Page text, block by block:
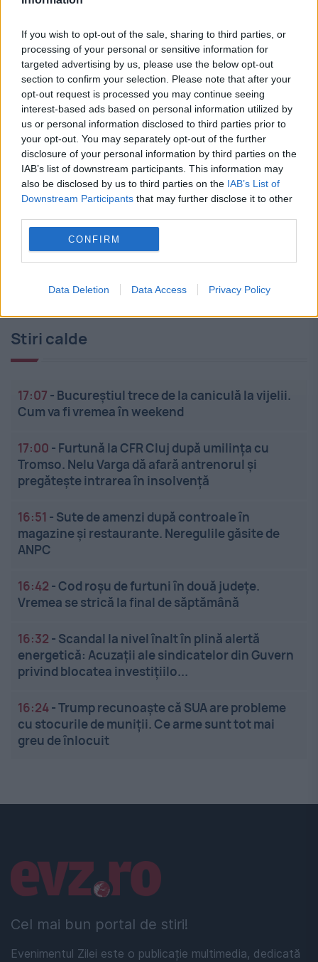
If you wish to opt-out of the sale, sharing to third parties, or
processing of your personal or sensitive information for
targeted advertising by us, please use the below opt-out
section to confirm your selection. Please note that after your
opt-out request is processed you may continue seeing
interest-based ads based on personal information utilized by
us or personal information disclosed to third parties prior to
your opt-out. You may separately opt-out of the further
disclosure of your personal information by third parties on the
IAB’s list of downstream participants. This information may
also be disclosed by us to third parties on the IAB’s List of
Downstream Participants that may further disclose it to other
CONFIRM
Data Deletion Data Access Privacy Policy
Tulburătoarea Mița Biciclista. A avut
Bucureștiul la degetul mic și a
cochetat intim cu un rege
15 SEPTEMBRIE 2024
Tulburătoarea Mița Biciclista, povestea ei,
exclusiv. A avut Bucureștiul la degetul mic.
Femeia care a făcut și a desfăcut multe
prin Bucureștii interbelici nu are nici azi o
viață bine...
Stiri calde
17:07 - Bucureștiul trece de la caniculă la vijelii.
Cum va fi vremea în weekend
17:00 - Furtună la CFR Cluj după umilința cu
Tromso. Nelu Varga dă afară antrenorul și
pregătește intrarea în insolvență
16:51 - Sute de amenzi după controale în
magazine și restaurante. Neregulile găsite de
ANPC
16:42 -Cod roșu de furtuni în două județe.
Vremea se strică la final de săptămână
16:32 - Scandal la nivel înalt în plină alertă
energetică: Acuzații ale sindicatelor din Guvern
privind blocatea investițiilo...
16:24-Trump recunoaște că SUA are probleme
cu stocurile de muniții. Ce arme sunt tot mai
greu de înlocuit
Cel mai bun portal de stiri!
Evenimentul Zilei este o publicație multimedia, dedicată
Linkuri utile